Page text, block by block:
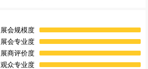
展会规模度
展会专业度
展商评价度
观众专业度